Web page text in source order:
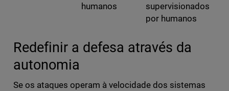
humanos
supervisionados
por humanos
Redefinir a defesa através da
autonomia
Se os ataques operam à velocidade dos sistemas